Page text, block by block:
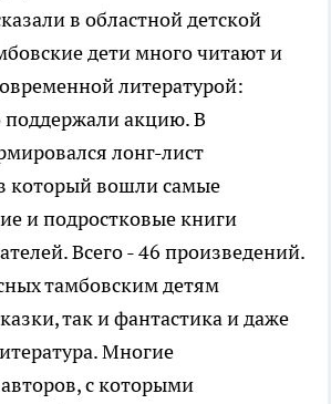
в областной детской
дети много читают и
литературой:
поддержали акцию. В
лонг-лист
который вошли самые
и подростковые книги
Всего - 46 произведений.
тамбовским детям
так и фантастика и даже
Многие
с которыми